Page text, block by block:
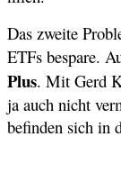
Das zweite
ETFs bespare.
Plus. Mit Gerd
ja auch nicht
befinden sich in